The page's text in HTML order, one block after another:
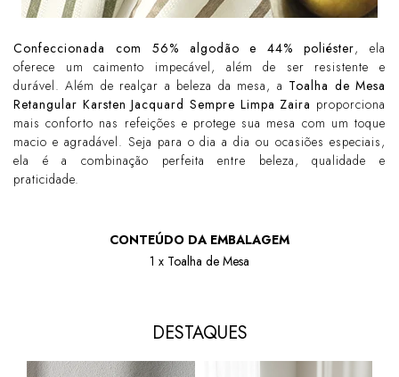
Confeccionada com 56% algodão e 44% poliéster, ela
oferece um caimento impecável, além de ser resistente e
durável. Além de realçar a beleza da mesa, a Toalha de Mesa
Retangular Karsten Jacquard Sempre Limpa Zaira proporciona
mais conforto nas refeições e protege sua mesa com um toque
macio e agradável. Seja para o dia a dia ou ocasiões especiais,
ela é a combinação perfeita entre beleza, qualidade e
praticidade.
CONTEÚDO DA EMBALAGEM
1 x Toalha de Mesa
DESTAQUES